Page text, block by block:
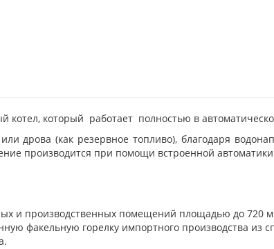
котел, который работает полностью в
дрова (как резервное топливо), благодаря
производится при помощи встроенной
и производственных помещений площадью до 720
факельную горелку импортного производства